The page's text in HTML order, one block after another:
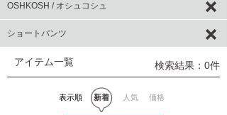
OSHKOSH / オシュコシュ
ショートパンツ
アイテム一覧 検索結果：0件
表示順 新着 人気 価格